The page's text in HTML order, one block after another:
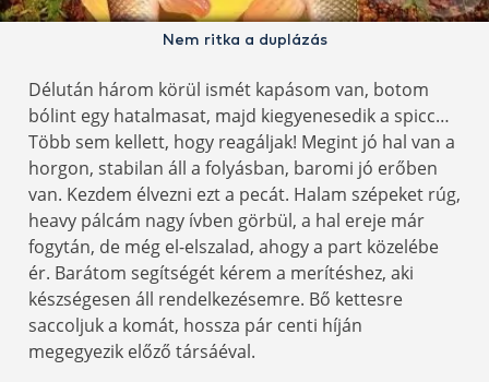
Nem ritka a duplázás
Délután három körül ismét kapásom van, botom
bólint egy hatalmasat, majd kiegyenesedik a spicc…
Több sem kellett, hogy reagáljak! Megint jó hal van a
horgon, stabilan áll a folyásban, baromi jó erőben
van. Kezdem élvezni ezt a pecát. Halam szépeket rúg,
heavy pálcám nagy ívben görbül, a hal ereje már
fogytán, de még el-elszalad, ahogy a part közelébe
ér. Barátom segítségét kérem a merítéshez, aki
készségesen áll rendelkezésemre. Bő kettesre
saccoljuk a komát, hossza pár centi híján
megegyezik előző társáéval.